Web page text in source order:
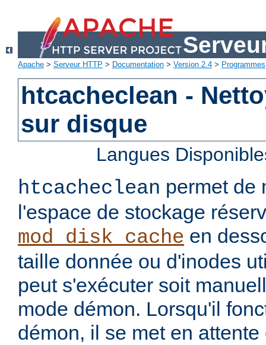
Apache > Serveur HTTP > Documentation > Version 2.4 > Programmes
htcacheclean -
sur disque
Langues
htcacheclean permet de
l'espace de stockage
mod_disk_cache en
taille donnée ou d'inodes
peut s'exécuter soit
mode démon. Lorsqu'il
démon, il se met en